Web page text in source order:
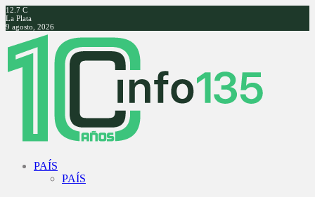
12.7 C
La Plata
9 agosto, 2026
Facebook
Twitter
Instagram
Youtube
PAÍS
PAÍS